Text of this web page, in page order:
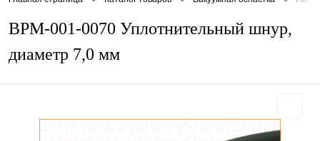
ВРМ-001-0070 Уплотнительный шнур,
диаметр 7,0 мм